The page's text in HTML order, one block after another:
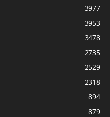
3977
3953
3478
2735
2529
2318
894
879